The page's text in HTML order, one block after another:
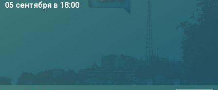
05 сентября в 18:00